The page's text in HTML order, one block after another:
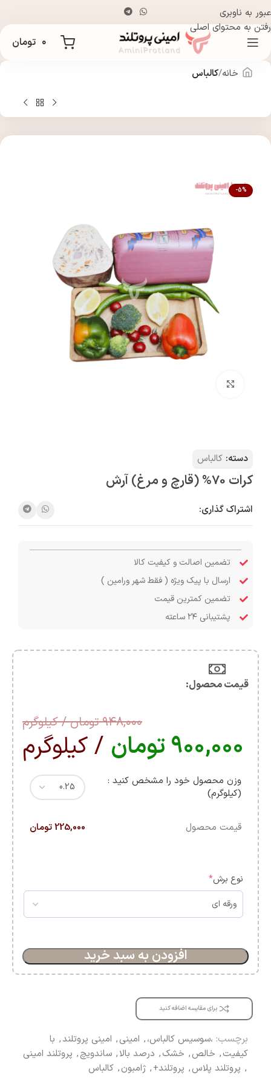
عبور به ناوبری
رفتن به محتوای اصلی
۰ تومان
خانه کالباس
-5%
دسته: کالباس
کرات 70% (قارچ و مرغ) آرش
اشتراک گذاری:
تضمین اصالت و کیفیت کالا
ارسال با پیک ویژه ( فقط شهر ورامین )
تضمین کمترین قیمت
پشتیبانی ۲۴ ساعته
قیمت محصول:​
۹۴۸,۰۰۰ تومان/ کیلوگرم
۹۰۰,۰۰۰تومان / کیلوگرم
وزن محصول خود را مشخص کنید :
(کیلوگرم)
قیمت محصول 225,000 تومان
نوع برش*
افزودن به سبد خرید
برای مقایسه اضافه کنید
برچسب: ،سوسیس کالباس،, امینی, امینی پروتلند, با
کیفیت, خالص, خشک, درصد بالا, ساندویچ, پروتلند امینی
, پروتلند پلاس, پروتلند+, ژامبون, کالباس